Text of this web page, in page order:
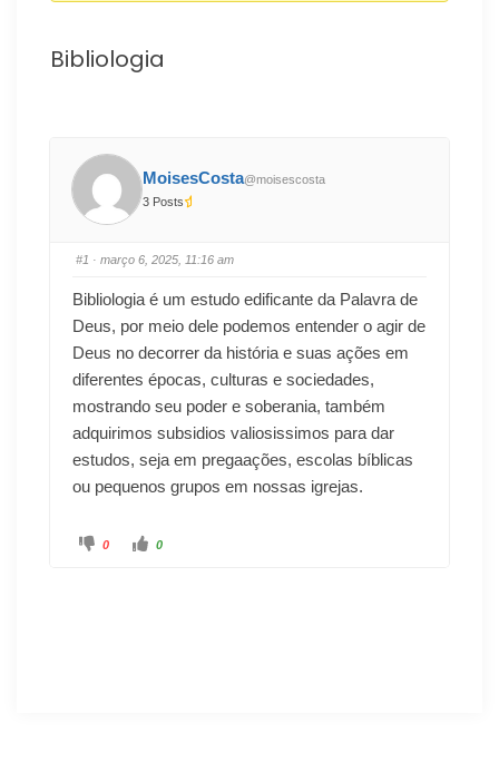
Bibliologia
MoisesCosta@moisescosta
3 Posts
#1 · março 6, 2025, 11:16 am
Bibliologia é um estudo edificante da Palavra de
Deus, por meio dele podemos entender o agir de
Deus no decorrer da história e suas ações em
diferentes épocas, culturas e sociedades,
mostrando seu poder e soberania, também
adquirimos subsidios valiosissimos para dar
estudos, seja em pregaações, escolas bíblicas
ou pequenos grupos em nossas igrejas.
0 0